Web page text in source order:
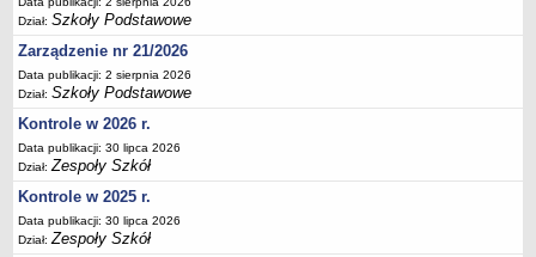
Ogłoszenie
Zarządzenia
Kontrole
Rejestry, ewidencje, archiwa
Sprawozdania
Deklaracja dostępności
PORADNIE PSYCHOLOGICZNO-PEDAGOGICZNE
Zespół Poradni
BIURO FINANSÓW OŚWIATY
Dział:Szkoły Podstawowe
Zarządzenie nr 21/2026
Data publikacji: 2 sierpnia 2026
Dział:Szkoły Podstawowe
Kontrole w 2026 r.
Data publikacji: 30 lipca 2026
Dział:Zespoły Szkół
Kontrole w 2025 r.
Data publikacji: 30 lipca 2026
Dział:Zespoły Szkół